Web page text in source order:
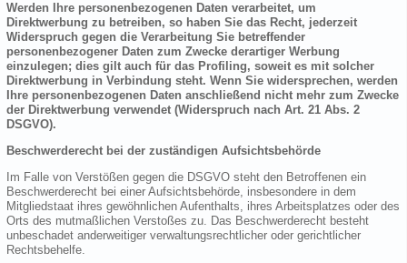
Werden Ihre personenbezogenen Daten verarbeitet, um
Direktwerbung zu betreiben, so haben Sie das Recht, jederzeit
Widerspruch gegen die Verarbeitung Sie betreffender
personenbezogener Daten zum Zwecke derartiger Werbung
einzulegen; dies gilt auch für das Profiling, soweit es mit solcher
Direktwerbung in Verbindung steht. Wenn Sie widersprechen, werden
Ihre personenbezogenen Daten anschließend nicht mehr zum Zwecke
der Direktwerbung verwendet (Widerspruch nach Art. 21 Abs. 2
DSGVO).
Beschwerderecht bei der zuständigen Aufsichtsbehörde
Im Falle von Verstößen gegen die DSGVO steht den Betroffenen ein
Beschwerderecht bei einer Aufsichtsbehörde, insbesondere in dem
Mitgliedstaat ihres gewöhnlichen Aufenthalts, ihres Arbeitsplatzes oder des
Orts des mutmaßlichen Verstoßes zu. Das Beschwerderecht besteht
unbeschadet anderweitiger verwaltungsrechtlicher oder gerichtlicher
Rechtsbehelfe.